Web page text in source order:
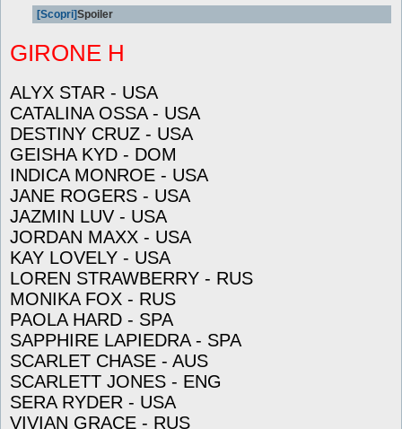
[Scopri]Spoiler
GIRONE H
ALYX STAR - USA
CATALINA OSSA - USA
DESTINY CRUZ - USA
GEISHA KYD - DOM
INDICA MONROE - USA
JANE ROGERS - USA
JAZMIN LUV - USA
JORDAN MAXX - USA
KAY LOVELY - USA
LOREN STRAWBERRY - RUS
MONIKA FOX - RUS
PAOLA HARD - SPA
SAPPHIRE LAPIEDRA - SPA
SCARLET CHASE - AUS
SCARLETT JONES - ENG
SERA RYDER - USA
VIVIAN GRACE - RUS